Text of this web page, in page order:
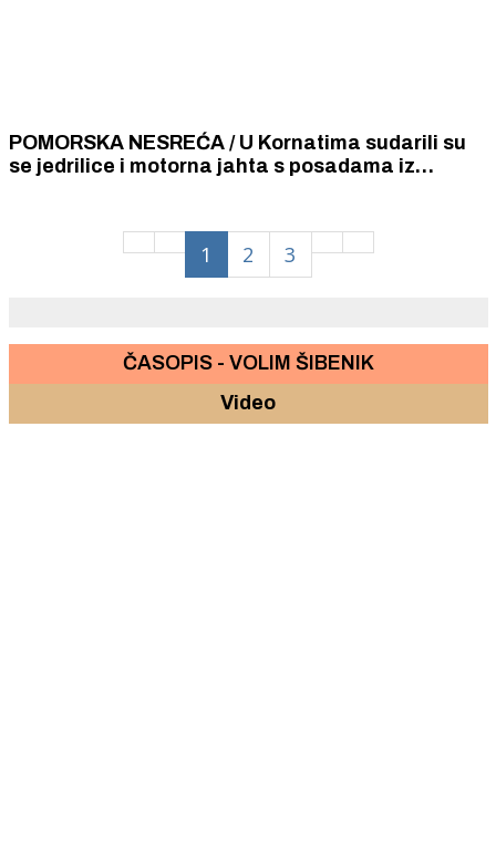
POMORSKA NESREĆA / U Kornatima sudarili su
se jedrilice i motorna jahta s posadama iz
1 2 3
ČASOPIS - VOLIM ŠIBENIK
Video